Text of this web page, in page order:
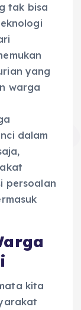
tak bisa
yang
warga
dalam
persoalan
kita